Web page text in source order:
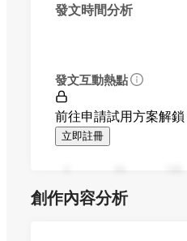
發文時間分析
發文互動熱點
前往申請試用方案解鎖
立即註冊
創作內容分析